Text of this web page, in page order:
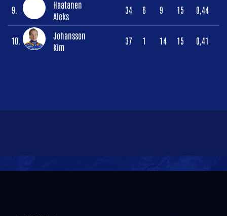
9.
Haatanen
Aleks
34 6 9 15 0,44
10.
Johansson
Kim
37 1 14 15 0,41